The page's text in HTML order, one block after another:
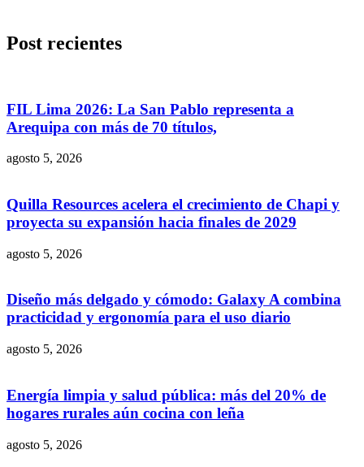
Post recientes
FIL Lima 2026: La San Pablo representa a
Arequipa con más de 70 títulos,
agosto 5, 2026
Quilla Resources acelera el crecimiento de Chapi y
proyecta su expansión hacia finales de 2029
agosto 5, 2026
Diseño más delgado y cómodo: Galaxy A combina
practicidad y ergonomía para el uso diario
agosto 5, 2026
Energía limpia y salud pública: más del 20% de
hogares rurales aún cocina con leña
agosto 5, 2026